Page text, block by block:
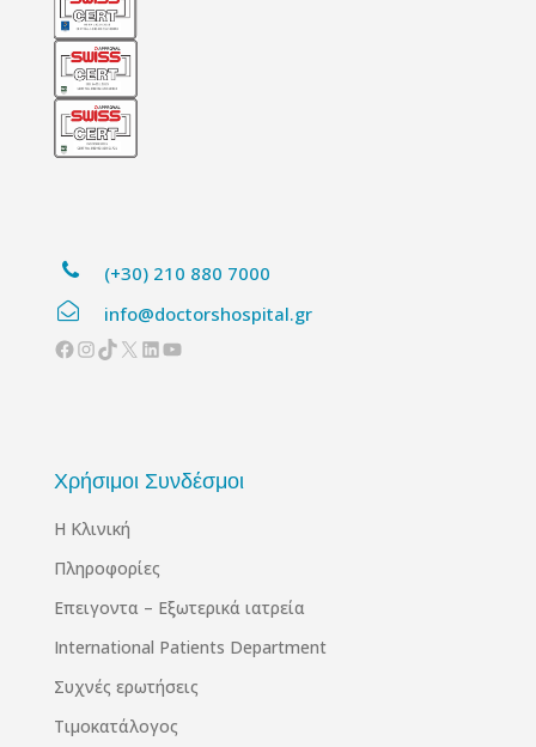
(+30) 210 880 7000
info@doctorshospital.gr
Facebook
Instagram
TikTok
X Linkedin
YouTube
Χρήσιμοι Συνδέσμοι
Η Κλινική
Πληροφορίες
Επειγοντα – Εξωτερικά ιατρεία
International Patients Department
Συχνές ερωτήσεις
Τιμοκατάλογος